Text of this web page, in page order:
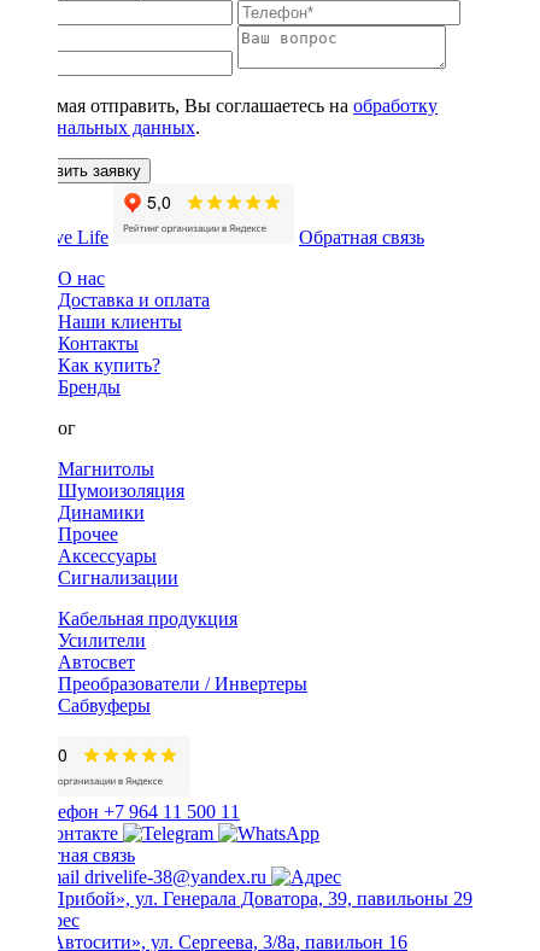
Нажимая отправить, Вы соглашаетесь на обработку
персональных данных.
Оставить заявку
Обратная связь
О нас
Доставка и оплата
Наши клиенты
Контакты
Как купить?
Бренды
Каталог
Магнитолы
Шумоизоляция
Динамики
Прочее
Аксессуары
Сигнализации
Кабельная продукция
Усилители
Автосвет
Преобразователи / Инвертеры
Сабвуферы
+7 964 11 500 11
Обратная связь
drivelife-38@yandex.ru
ТЦ «Прибой», ул. Генерала Доватора, 39, павильоны 29
ТЦ «Автосити», ул. Сергеева, 3/8а, павильон 16